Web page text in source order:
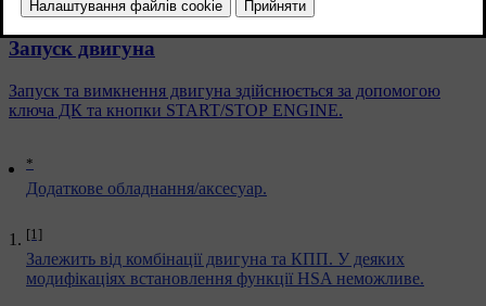
*
Додаткове обладнання/аксесуар.
[1]
Залежить від комбінації двигуна та КПП. У деяких
модифікаціях встановлення функції HSA неможливе.
Запуск двигуна
Запуск та вимкнення двигуна здійснюється за допомогою
ключа ДК та кнопки START/STOP ENGINE.